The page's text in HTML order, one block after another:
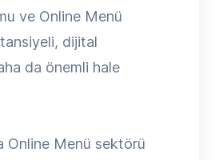
ve Online Menü
dijital
da önemli hale
Online Menü sektörü